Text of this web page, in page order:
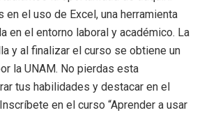
el uso de Excel, una herramienta
en el entorno laboral y académico. La
y al finalizar el curso se obtiene un
la UNAM. No pierdas esta
tus habilidades y destacar en el
en el curso “Aprender a usar